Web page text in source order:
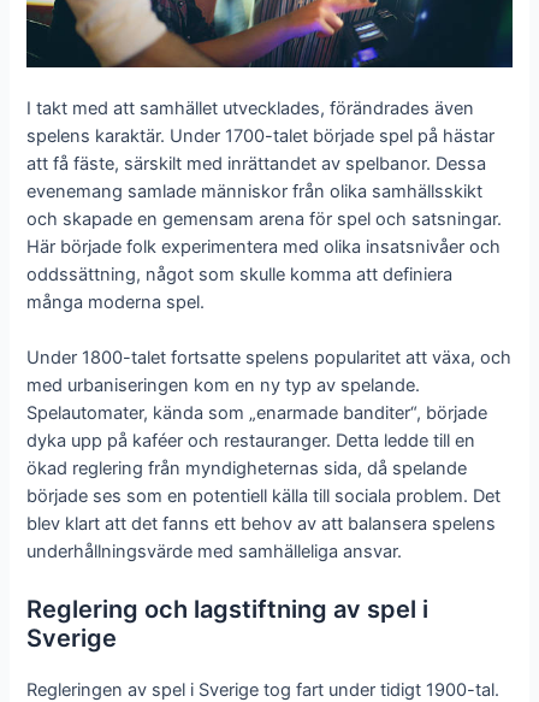
I takt med att samhället utvecklades, förändrades även
spelens karaktär. Under 1700-talet började spel på hästar
att få fäste, särskilt med inrättandet av spelbanor. Dessa
evenemang samlade människor från olika samhällsskikt
och skapade en gemensam arena för spel och satsningar.
Här började folk experimentera med olika insatsnivåer och
oddssättning, något som skulle komma att definiera
många moderna spel.
Under 1800-talet fortsatte spelens popularitet att växa, och
med urbaniseringen kom en ny typ av spelande.
Spelautomater, kända som „enarmade banditer“, började
dyka upp på kaféer och restauranger. Detta ledde till en
ökad reglering från myndigheternas sida, då spelande
började ses som en potentiell källa till sociala problem. Det
blev klart att det fanns ett behov av att balansera spelens
underhållningsvärde med samhälleliga ansvar.
Reglering och lagstiftning av spel i
Sverige
Regleringen av spel i Sverige tog fart under tidigt 1900-tal.